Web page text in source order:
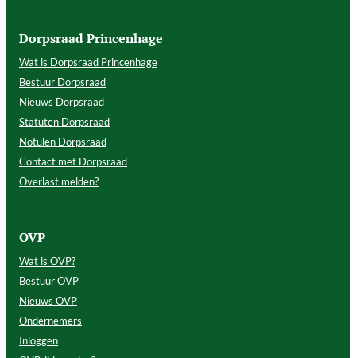
Dorpsraad Princenhage
Wat is Dorpsraad Princenhage
Bestuur Dorpsraad
Nieuws Dorpsraad
Statuten Dorpsraad
Notulen Dorpsraad
Contact met Dorpsraad
Overlast melden?
OVP
Wat is OVP?
Bestuur OVP
Nieuws OVP
Ondernemers
Inloggen